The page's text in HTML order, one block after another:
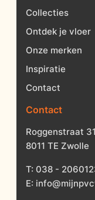
Collecties
Ontdek je vloer
Onze merken
Inspiratie
Contact
Contact
Roggenstraat 31
8011 TE Zwolle
T: 038 -
E: